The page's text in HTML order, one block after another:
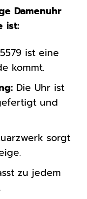
Damenuhr
ist:
ist eine
kommt.
Die Uhr ist
und
sorgt
zu jedem